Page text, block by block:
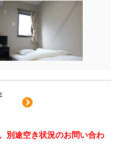
別途空き状況のお問い合わ